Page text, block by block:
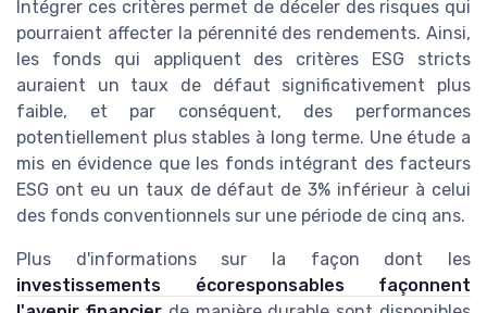
Intégrer ces critères permet de déceler des risques qui
pourraient affecter la pérennité des rendements. Ainsi,
les fonds qui appliquent des critères ESG stricts
auraient un taux de défaut significativement plus
faible, et par conséquent, des performances
potentiellement plus stables à long terme. Une étude a
mis en évidence que les fonds intégrant des facteurs
ESG ont eu un taux de défaut de 3% inférieur à celui
des fonds conventionnels sur une période de cinq ans.
Plus d'informations sur la façon dont les
investissements écoresponsables façonnent